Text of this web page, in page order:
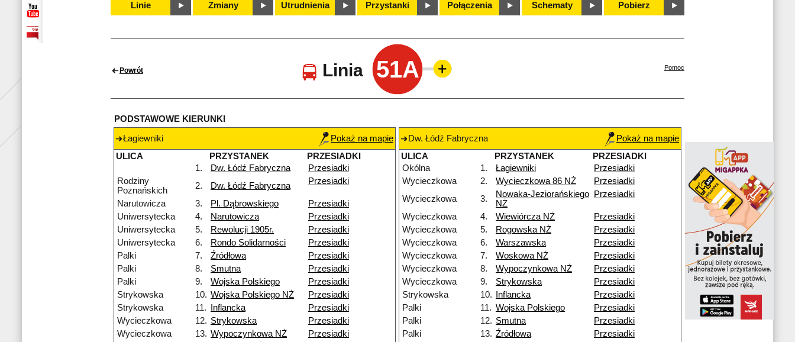
Linie Zmiany Utrudnienia Przystanki Połączenia Schematy Pobierz
Powrót Linia 51A Pomoc
PODSTAWOWE KIERUNKI
Łagiewniki
Pokaż na mapie
ULICA
PRZYSTANEK
PRZESIADKI
1.
Dw. Łódź Fabryczna
Przesiadki
Rodziny
Poznańskich
2. Dw. Łódź Fabryczna Przesiadki
Narutowicza 3. Pl. Dąbrowskiego
Przesiadki
Uniwersytecka
4. Narutowicza
Przesiadki
Uniwersytecka
5. Rewolucji 1905r.
Przesiadki
Uniwersytecka
6. Rondo Solidarności
Przesiadki
Palki
7. Źródłowa
Przesiadki
Palki
8. Smutna
Przesiadki
Palki
9. Wojska Polskiego
Przesiadki
Strykowska
10. Wojska Polskiego NŻ
Przesiadki
Strykowska
11. Inflancka
Przesiadki
Wycieczkowa
12. Strykowska
Przesiadki
Wycieczkowa
13. Wypoczynkowa NŻ Przesiadki
Dw. Łódź Fabryczna
Pokaż na mapie
ULICA
PRZYSTANEK
PRZESIADKI
Okólna
1. Łagiewniki
Przesiadki
Wycieczkowa
2. Wycieczkowa 86 NŻ
Przesiadki
Wycieczkowa
3.
Nowaka-Jeziorańskiego
NŻ
Przesiadki
Wycieczkowa 4. Wiewiórcza NŻ
Przesiadki
Wycieczkowa
5. Rogowska NŻ
Przesiadki
Wycieczkowa
6. Warszawska
Przesiadki
Wycieczkowa
7. Woskowa NŻ
Przesiadki
Wycieczkowa
8. Wypoczynkowa NŻ
Przesiadki
Wycieczkowa
9. Strykowska
Przesiadki
Strykowska
10. Inflancka
Przesiadki
Palki
11. Wojska Polskiego
Przesiadki
Palki
12. Smutna
Przesiadki
Palki
13. Źródłowa Przesiadki